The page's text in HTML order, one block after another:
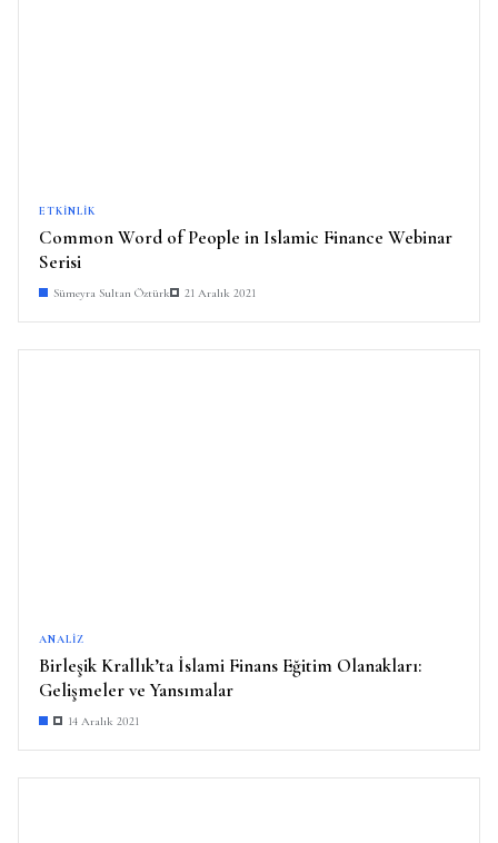
ETKINLIK
Common Word of People in Islamic Finance Webinar
Serisi
Sümeyra Sultan Öztürk 21 Aralık 2021
ANALIZ
Birleşik Krallık’ta İslami Finans Eğitim Olanakları:
Gelişmeler ve Yansımalar
14 Aralık 2021